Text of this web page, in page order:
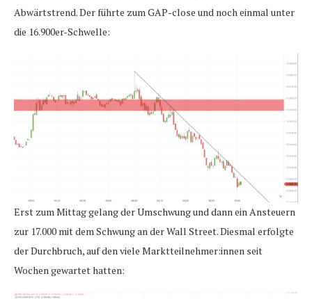
Abwärtstrend. Der führte zum GAP-close und noch einmal unter
die 16.900er-Schwelle:
Erst zum Mittag gelang der Umschwung und dann ein Ansteuern
zur 17.000 mit dem Schwung an der Wall Street. Diesmal erfolgte
der Durchbruch, auf den viele Marktteilnehmer:innen seit
Wochen gewartet hatten: